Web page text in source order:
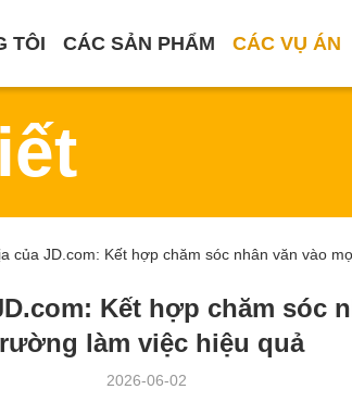
TÔI CÁC SẢN PHẨM CÁC VỤ ÁN
của JD.com: Kết hợp chăm sóc nhân văn vào
Kết hợp chăm sóc
làm việc hiệu quả
2026-06-02